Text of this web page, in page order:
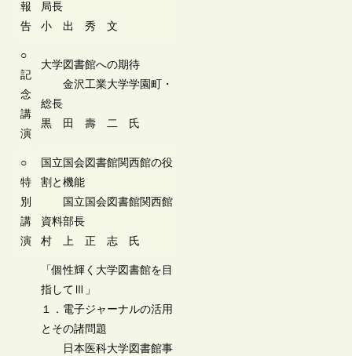
報
告
局長
小 出 秀 文
○
記
念
講
演
大学図書館への期待
金沢工業大学学園町・
総長
黒 田 壽 二 氏
○
特
別
講
演
国立国会図書館関西館の役
割と機能
国立国会図書館関西館
資料部長
村 上 正 志 氏
「個性輝く大学図書館を目
指してⅢ」
１．電子ジャーナルの活用
とその諸問題
日本医科大学図書館事